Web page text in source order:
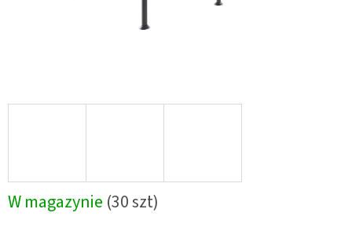
W magazynie (30 szt)